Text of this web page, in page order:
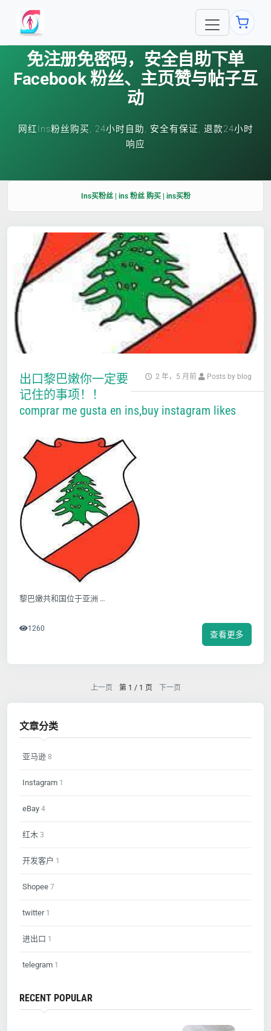
免注册免密码，安全自助下单
Facebook 粉丝、主页赞与帖子互
动
网红Ins粉丝购买, 24小时自助, 安全有保证, 退款24小时
响应
Ins买粉丝 | ins 粉丝 购买 | ins买粉
2 年，5 月前 Posts by blog
出口黎巴嫩你一定要
记住的事项！！
comprar me gusta en ins,buy instagram likes
黎巴嫩共和国位于亚洲 …
查看更多
1260
上一页 第 1 / 1 页 下一页
文章分类
亚马逊 8
Instagram 1
eBay 4
红木 3
开发客户 1
Shopee 7
twitter1
进出口 1
telegram 1
RECENT POPULAR